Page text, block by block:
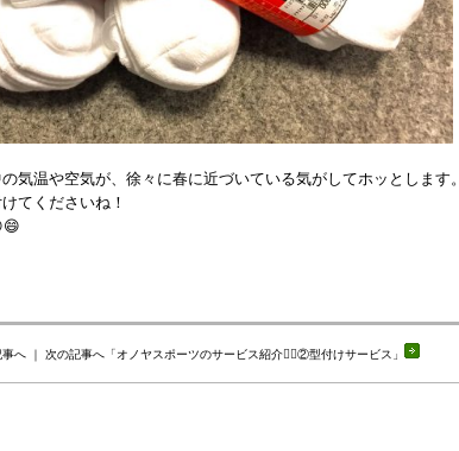
気温や空気が、徐々に春に近づいている気がしてホッとします。
てくださいね！
事へ ｜ 次の記事へ「オノヤスポーツのサービス紹介💁‍♂️②型付けサービス 」